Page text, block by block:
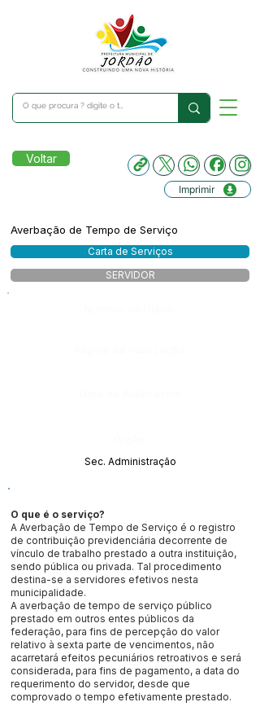
Voltar
Imprimir
Averbação de Tempo de Serviço
Carta de Serviços
SERVIDOR
Sec. Administração
O que é o serviço?
A Averbação de Tempo de Serviço é o registro
de contribuição previdenciária decorrente de
vínculo de trabalho prestado a outra instituição,
sendo pública ou privada. Tal procedimento
destina-se a servidores efetivos nesta
municipalidade.
A averbação de tempo de serviço público
prestado em outros entes públicos da
federação, para fins de percepção do valor
relativo à sexta parte de vencimentos, não
acarretará efeitos pecuniários retroativos e será
considerada, para fins de pagamento, a data do
requerimento do servidor, desde que
comprovado o tempo efetivamente prestado.